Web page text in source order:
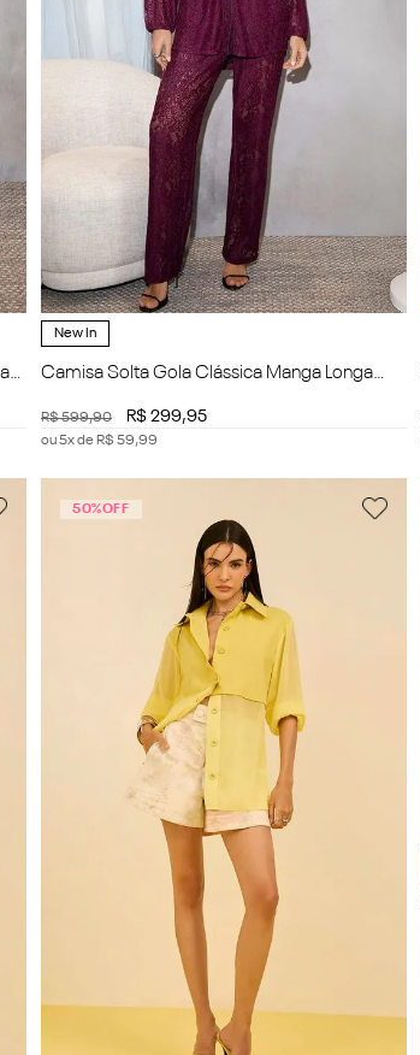
New In
Camisa Solta Gola Clássica Manga Longa
R$599,90 R$ 299,95
ou5x de R$ 59,99
50%OFF